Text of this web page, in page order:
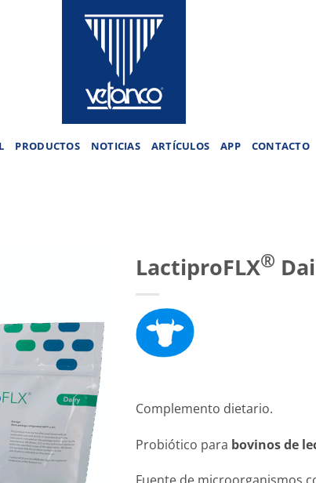
PRODUCTOS NOTICIAS ARTÍCULOS APP CONTACTO
LactiproFLX®
Complemento dietario.
Probiótico para bovinos de